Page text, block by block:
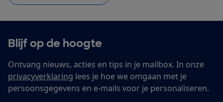
Blijf op de hoogte
Ontvang nieuws, acties en tips in je mailbox. In onze
privacyverklaring lees je hoe we omgaan met je
persoonsgegevens en e-mails voor je personaliseren.